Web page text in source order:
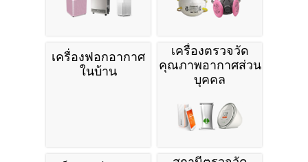
เครื่องฟอกอากาศ
ในบ้าน
เครื่องตรวจวัด
คุณภาพอากาศส่วน
บุคคล